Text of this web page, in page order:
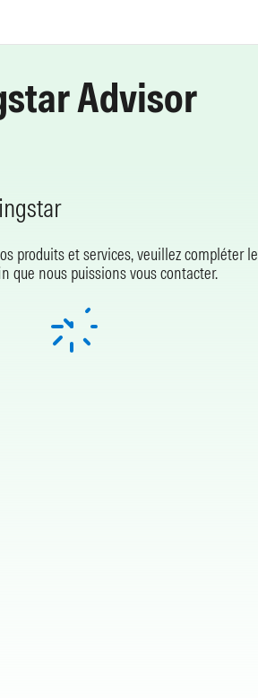
Advisor
produits et services, veuillez compléter le
que nous puissions vous contacter.